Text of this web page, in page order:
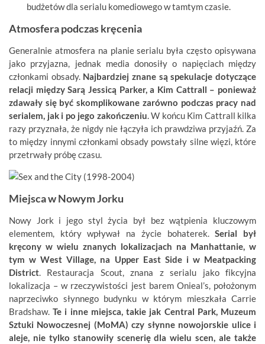
budżetów dla serialu komediowego w tamtym czasie.
Atmosfera podczas kręcenia
Generalnie atmosfera na planie serialu była często opisywana
jako przyjazna, jednak media donosiły o napięciach między
członkami obsady. Najbardziej znane są spekulacje dotyczące
relacji między Sarą Jessicą Parker, a Kim Cattrall – ponieważ
zdawały się być skomplikowane zarówno podczas pracy nad
serialem, jak i po jego zakończeniu. W końcu Kim Cattrall kilka
razy przyznała, że nigdy nie łączyła ich prawdziwa przyjaźń. Za
to między innymi członkami obsady powstały silne więzi, które
przetrwały próbę czasu.
Miejsca w Nowym Jorku
Nowy Jork i jego styl życia był bez wątpienia kluczowym
elementem, który wpływał na życie bohaterek.Serial był
kręcony w wielu znanych lokalizacjach na Manhattanie, w
tym w West Village, na Upper East Side i w Meatpacking
District. Restauracja Scout, znana z serialu jako fikcyjna
lokalizacja – w rzeczywistości jest barem Onieal’s, położonym
naprzeciwko słynnego budynku w którym mieszkała Carrie
Bradshaw.Te i inne miejsca, takie jak Central Park, Muzeum
Sztuki Nowoczesnej (MoMA) czy słynne nowojorskie ulice i
aleje, nie tylko stanowiły scenerię dla wielu scen, ale także